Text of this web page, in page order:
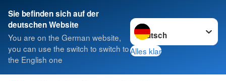
Sie befinden sich auf der
deutschen Website
You are on the German website,
you can use the switch to switch to
the English one
Sprache wechseln zu
Alles klar